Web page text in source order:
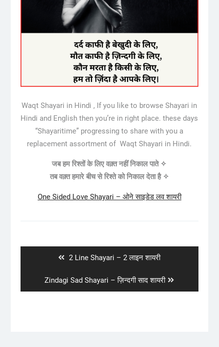
Waqt Shayari in Hindi , If you like to browse Shayari in
Hindi and English then you’re in right place. these days
“Shayaritime” progressing to share with you a
replacement assortment of Waqt Shayari in Hindi.
जब हम रिश्तों के लिए वक़्त नहीं निकाल पाते ✧
तब वक़्त हमारे बीच से रिश्ते को निकाल देता है ✧
One Sided Love Shayari – ओने साइडेड लव शायरी
Previous
2 Line Shayari – 2 लाइन शायरी
Next
post:
Zindagi Sad Shayari – ज़िन्दगी साद शायरी